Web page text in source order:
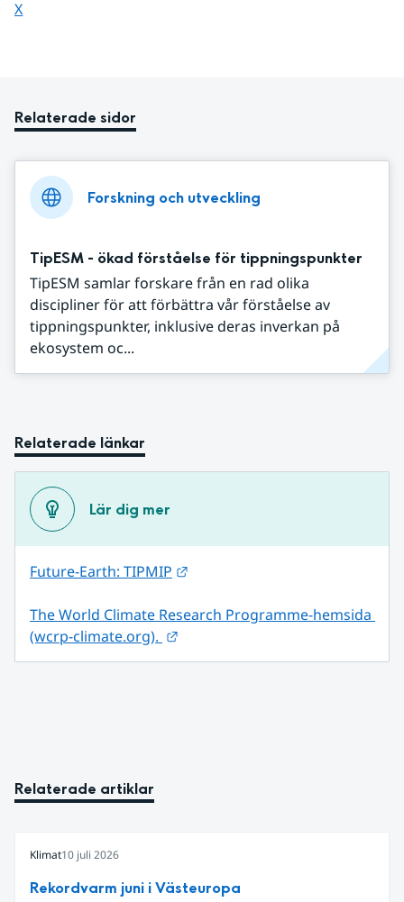
Dela sidan på
X
Relaterade sidor
Forskning och utveckling
TipESM - ökad förståelse för tippningspunkter
TipESM samlar forskare från en rad olika
discipliner för att förbättra vår förståelse av
tippningspunkter, inklusive deras inverkan på
ekosystem oc...
Relaterade länkar
Lär dig mer
Future-Earth: TIPMIP
The World Climate Research Programme-hemsida
(wcrp-climate.org).
Relaterade artiklar
Klimat10 juli 2026
Rekordvarm juni i Västeuropa